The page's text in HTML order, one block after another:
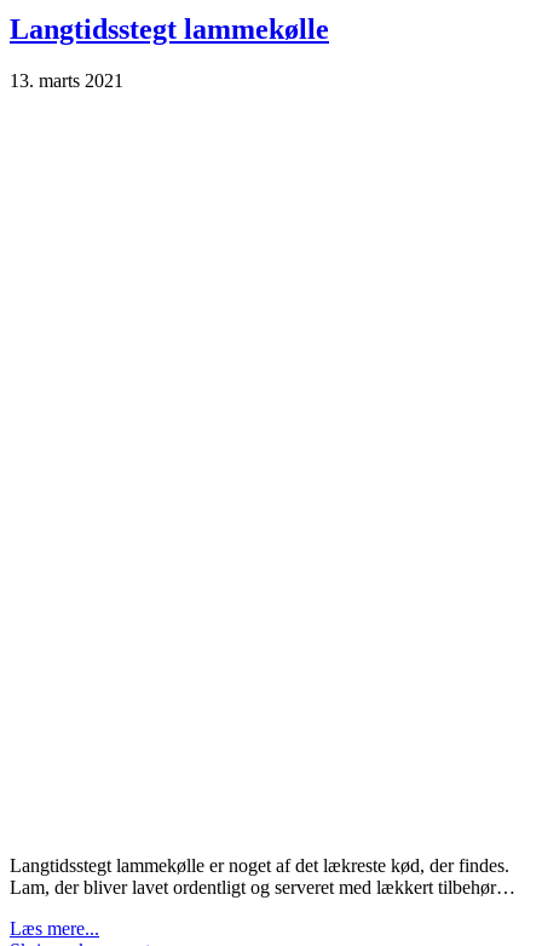
Langtidsstegt lammekølle
13. marts 2021
Langtidsstegt lammekølle er noget af det lækreste kød, der findes.
Lam, der bliver lavet ordentligt og serveret med lækkert tilbehør…
Læs mere...